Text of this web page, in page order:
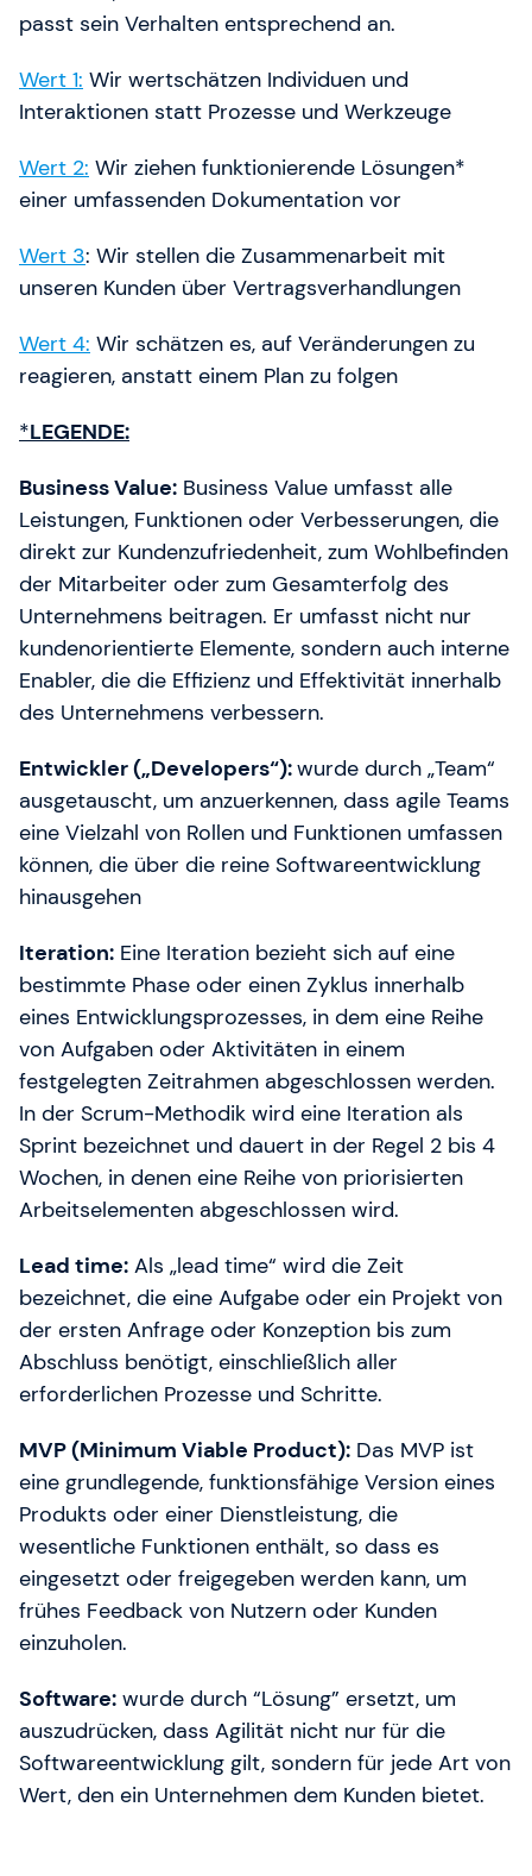
passt sein Verhalten entsprechend an.
Wert 1: Wir wertschätzen Individuen und
Interaktionen statt Prozesse und Werkzeuge
Wert 2: Wir ziehen funktionierende Lösungen*
einer umfassenden Dokumentation vor
Wert 3: Wir stellen die Zusammenarbeit mit
unseren Kunden über Vertragsverhandlungen
Wert 4: Wir schätzen es, auf Veränderungen zu
reagieren, anstatt einem Plan zu folgen
*LEGENDE:
Business Value: Business Value umfasst alle
Leistungen, Funktionen oder Verbesserungen, die
direkt zur Kundenzufriedenheit, zum Wohlbefinden
der Mitarbeiter oder zum Gesamterfolg des
Unternehmens beitragen. Er umfasst nicht nur
kundenorientierte Elemente, sondern auch interne
Enabler, die die Effizienz und Effektivität innerhalb
des Unternehmens verbessern.
Entwickler („Developers“):wurde durch „Team“
ausgetauscht, um anzuerkennen, dass agile Teams
eine Vielzahl von Rollen und Funktionen umfassen
können, die über die reine Softwareentwicklung
hinausgehen
Iteration: Eine Iteration bezieht sich auf eine
bestimmte Phase oder einen Zyklus innerhalb
eines Entwicklungsprozesses, in dem eine Reihe
von Aufgaben oder Aktivitäten in einem
festgelegten Zeitrahmen abgeschlossen werden.
In der Scrum-Methodik wird eine Iteration als
Sprint bezeichnet und dauert in der Regel 2 bis 4
Wochen, in denen eine Reihe von priorisierten
Arbeitselementen abgeschlossen wird.
Lead time: Als „lead time“ wird die Zeit
bezeichnet, die eine Aufgabe oder ein Projekt von
der ersten Anfrage oder Konzeption bis zum
Abschluss benötigt, einschließlich aller
erforderlichen Prozesse und Schritte.
MVP (Minimum Viable Product): Das MVP ist
eine grundlegende, funktionsfähige Version eines
Produkts oder einer Dienstleistung, die
wesentliche Funktionen enthält, so dass es
eingesetzt oder freigegeben werden kann, um
frühes Feedback von Nutzern oder Kunden
einzuholen.
Software: wurde durch “Lösung” ersetzt, um
auszudrücken, dass Agilität nicht nur für die
Softwareentwicklung gilt, sondern für jede Art von
Wert, den ein Unternehmen dem Kunden bietet.